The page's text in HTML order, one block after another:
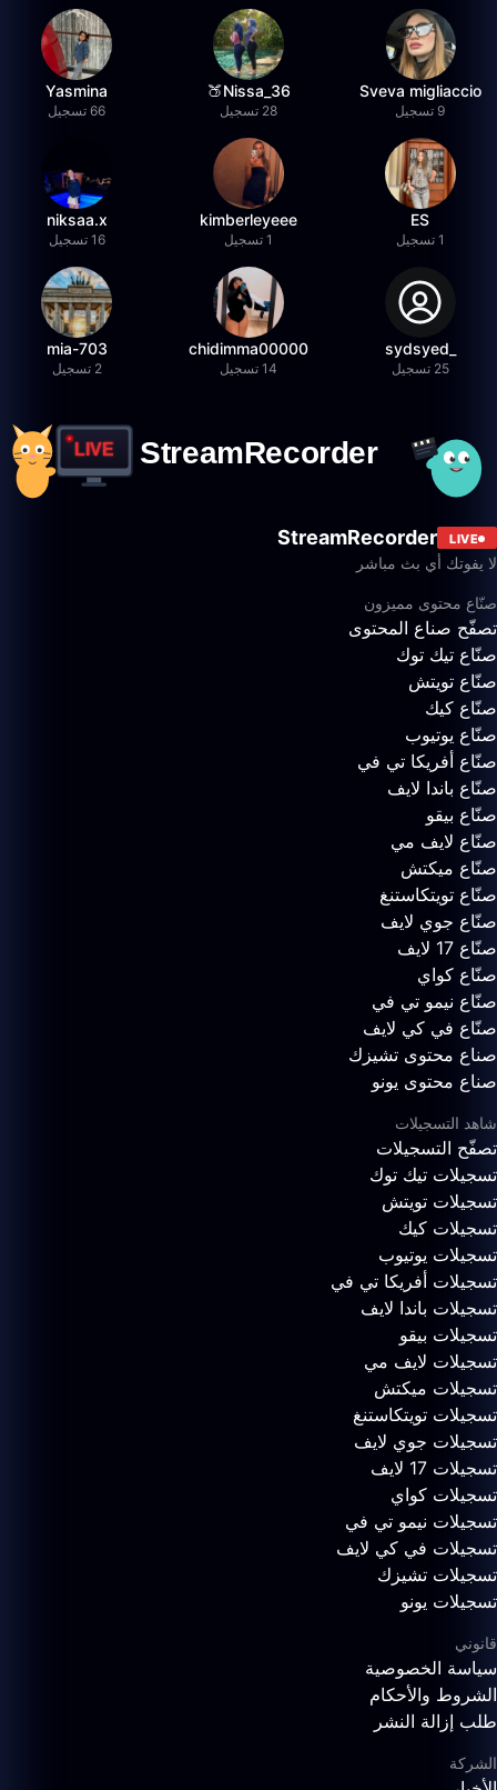
Sveva migliaccio
9 تسجيل
36_Nissa🍑
28 تسجيل
Yasmina
66 تسجيل
ES
1 تسجيل
kimberleyeee
1 تسجيل
niksaa.x
16 تسجيل
25 تسجيل
chidimma00000
14 تسجيل
mia-703
2 تسجيل
LIVE
StreamRecorder
لا يفوتك أي بث مباشر
صنّاع محتوى مميزون
تصفّح صناع المحتوى
صنّاع تيك توك
صنّاع تويتش
صنّاع كيك
صنّاع يوتيوب
صنّاع أفريكا تي في
صنّاع باندا لايف
صنّاع بيقو
صنّاع لايف مي
صنّاع ميكتش
صنّاع تويتكاستنغ
صنّاع جوي لايف
صنّاع 17 لايف
صنّاع كواي
صنّاع نيمو تي في
صنّاع في كي لايف
صناع محتوى تشيزك
صناع محتوى يونو
شاهد التسجيلات
تصفّح التسجيلات
تسجيلات تيك توك
تسجيلات تويتش
تسجيلات كيك
تسجيلات يوتيوب
تسجيلات أفريكا تي في
تسجيلات باندا لايف
تسجيلات بيقو
تسجيلات لايف مي
تسجيلات ميكتش
تسجيلات تويتكاستنغ
تسجيلات جوي لايف
تسجيلات 17 لايف
تسجيلات كواي
تسجيلات نيمو تي في
تسجيلات في كي لايف
تسجيلات تشيزك
تسجيلات يونو
قانوني
سياسة الخصوصية
الشروط والأحكام
طلب إزالة النشر
الشركة